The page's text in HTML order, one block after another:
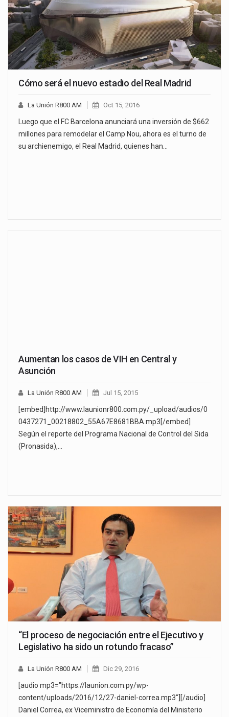
Cómo será el nuevo estadio del Real Madrid
La Unión R800 AM Oct 15, 2016
Luego que el FC Barcelona anunciará una inversión de $662
millones para remodelar el Camp Nou, ahora es el turno de
su archienemigo, el Real Madrid, quienes han…
Aumentan los casos de VIH en Central y
Asunción
La Unión R800 AM Jul 15, 2015
[embed]http://www.launionr800.com.py/_upload/audios/0
0437271_00218802_55A67E8681BBA.mp3[/embed]
Según el reporte del Programa Nacional de Control del Sida
(Pronasida),…
“El proceso de negociación entre el Ejecutivo y
Legislativo ha sido un rotundo fracaso”
La Unión R800 AM Dic 29, 2016
[audio mp3="https://launion.com.py/wp-
content/uploads/2016/12/27-daniel-correa.mp3"][/audio]
Daniel Correa, ex Viceministro de Economía del Ministerio